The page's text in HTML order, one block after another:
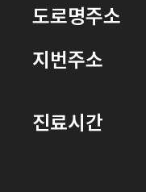
도로명주소
지번주소
진료시간